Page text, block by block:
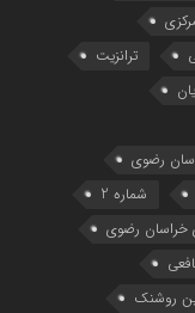
ترانزیت
رضوی
شماره 2
خراسان رضوی
روشنک